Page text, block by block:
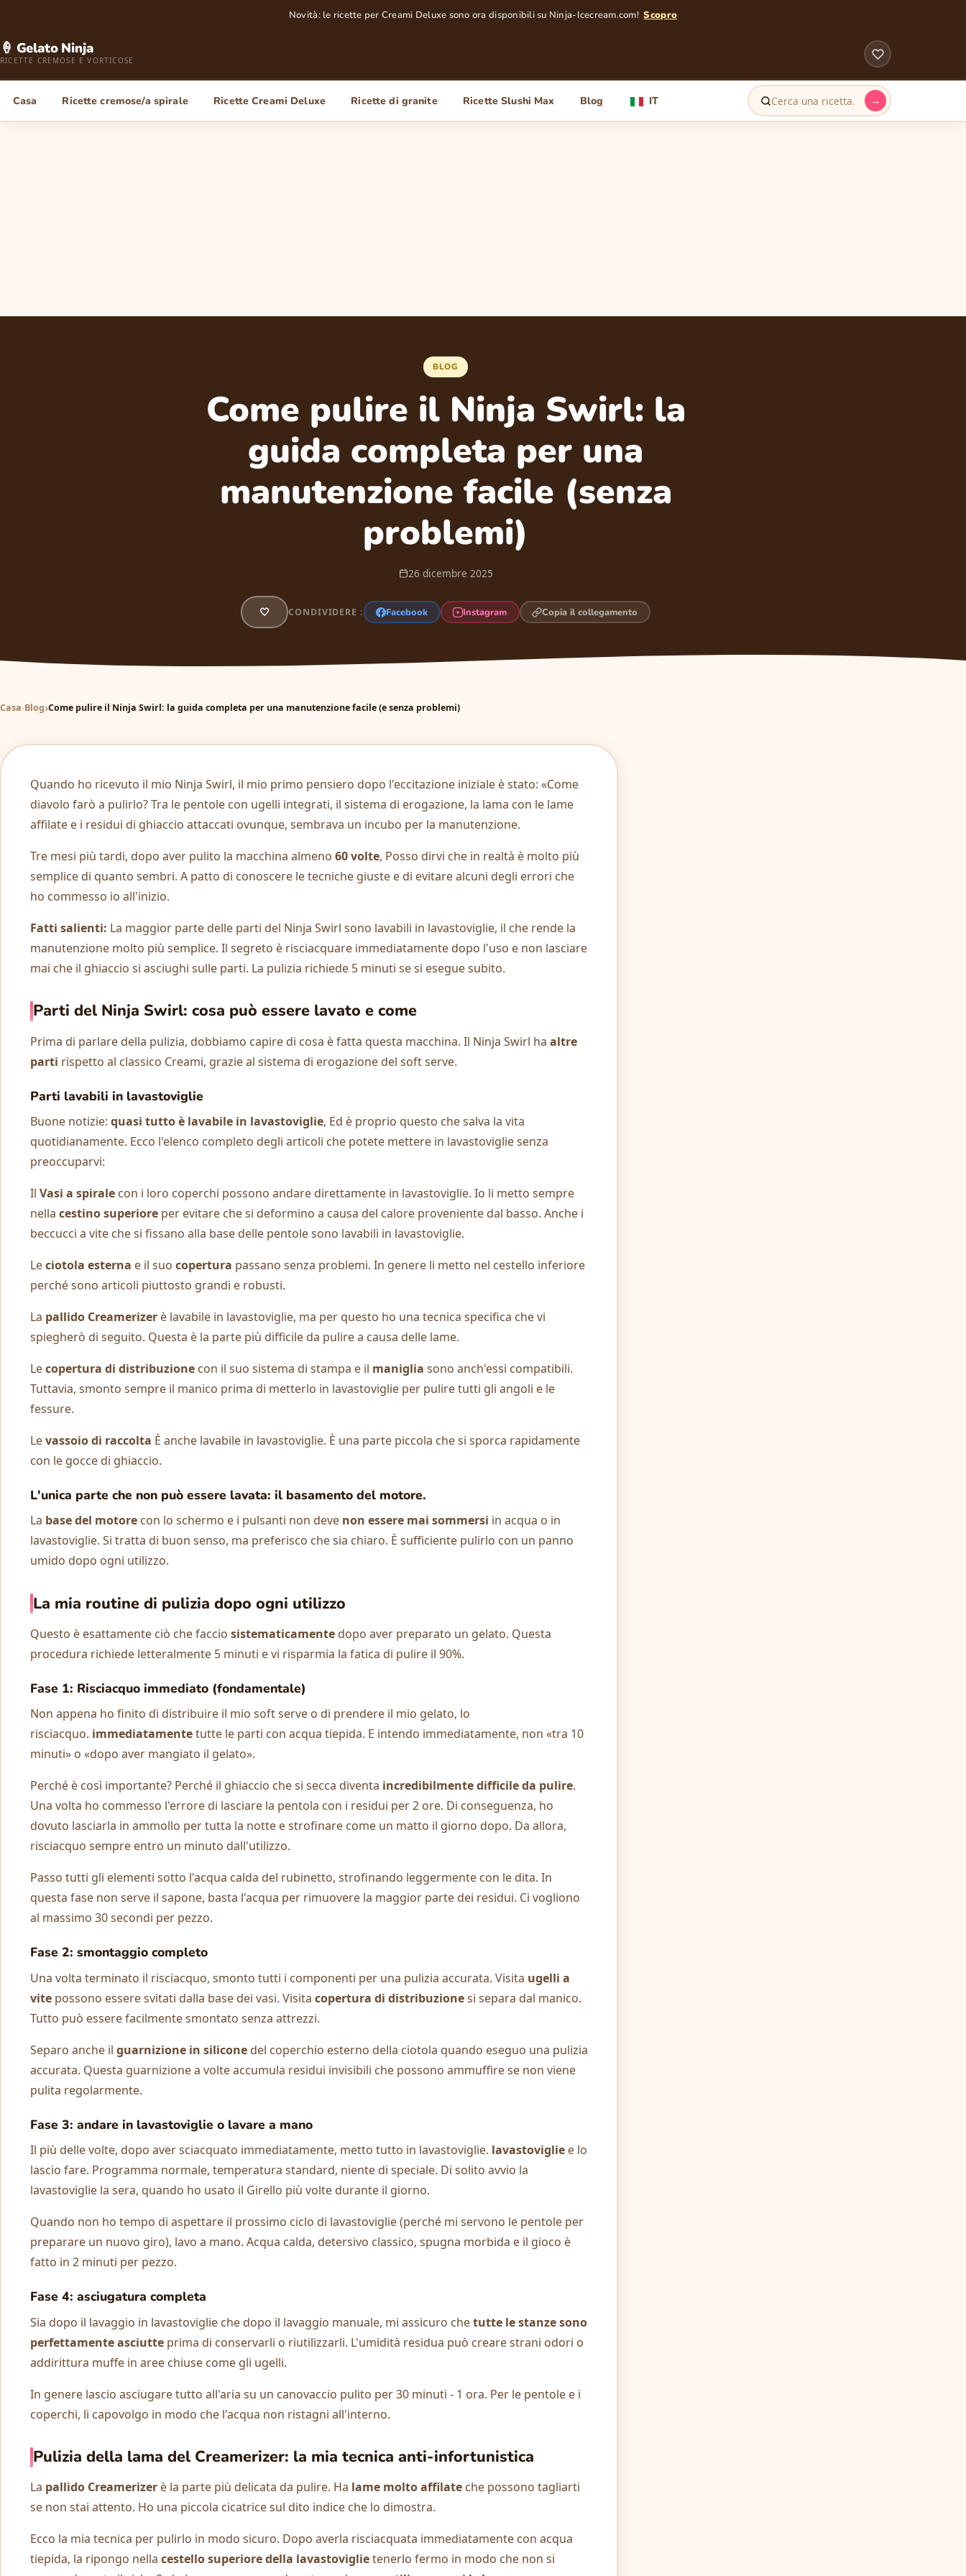
Novità: le ricette per Creami Deluxe sono ora disponibili su Ninja-Icecream.com!Scopro
🍦 Gelato Ninja
RICETTE CREMOSE E VORTICOSE
Casa Ricette cremose/a spirale Ricette Creami Deluxe Ricette di granite Ricette Slushi Max Blog IT →
BLOG
Come pulire il Ninja Swirl: la
guida completa per una
manutenzione facile (senza
problemi)
26 dicembre 2025
🤍 CONDIVIDERE : Facebook Instagram Copia il collegamento
Casa Blog Come pulire il Ninja Swirl: la guida completa per una manutenzione facile (e senza problemi)
Quando ho ricevuto il mio Ninja Swirl, il mio primo pensiero dopo l'eccitazione iniziale è stato: «Come
diavolo farò a pulirlo? Tra le pentole con ugelli integrati, il sistema di erogazione, la lama con le lame
affilate e i residui di ghiaccio attaccati ovunque, sembrava un incubo per la manutenzione.
Tre mesi più tardi, dopo aver pulito la macchina almeno 60 volte, Posso dirvi che in realtà è molto più
semplice di quanto sembri. A patto di conoscere le tecniche giuste e di evitare alcuni degli errori che
ho commesso io all'inizio.
Fatti salienti: La maggior parte delle parti del Ninja Swirl sono lavabili in lavastoviglie, il che rende la
manutenzione molto più semplice. Il segreto è risciacquare immediatamente dopo l'uso e non lasciare
mai che il ghiaccio si asciughi sulle parti. La pulizia richiede 5 minuti se si esegue subito.
Parti del Ninja Swirl: cosa può essere lavato e come
Prima di parlare della pulizia, dobbiamo capire di cosa è fatta questa macchina. Il Ninja Swirl ha altre
parti rispetto al classico Creami, grazie al sistema di erogazione del soft serve.
Parti lavabili in lavastoviglie
Buone notizie: quasi tutto è lavabile in lavastoviglie, Ed è proprio questo che salva la vita
quotidianamente. Ecco l'elenco completo degli articoli che potete mettere in lavastoviglie senza
preoccuparvi:
Il Vasi a spirale con i loro coperchi possono andare direttamente in lavastoviglie. Io li metto sempre
nella cestino superiore per evitare che si deformino a causa del calore proveniente dal basso. Anche i
beccucci a vite che si fissano alla base delle pentole sono lavabili in lavastoviglie.
Leciotola esterna e il suo copertura passano senza problemi. In genere li metto nel cestello inferiore
perché sono articoli piuttosto grandi e robusti.
La pallido Creamerizer è lavabile in lavastoviglie, ma per questo ho una tecnica specifica che vi
spiegherò di seguito. Questa è la parte più difficile da pulire a causa delle lame.
Lecopertura di distribuzione con il suo sistema di stampa e il maniglia sono anch'essi compatibili.
Tuttavia, smonto sempre il manico prima di metterlo in lavastoviglie per pulire tutti gli angoli e le
fessure.
Levassoio di raccolta È anche lavabile in lavastoviglie. È una parte piccola che si sporca rapidamente
con le gocce di ghiaccio.
L'unica parte che non può essere lavata: il basamento del motore.
La base del motore con lo schermo e i pulsanti non deve non essere mai sommersi in acqua o in
lavastoviglie. Si tratta di buon senso, ma preferisco che sia chiaro. È sufficiente pulirlo con un panno
umido dopo ogni utilizzo.
La mia routine di pulizia dopo ogni utilizzo
Questo è esattamente ciò che faccio sistematicamente dopo aver preparato un gelato. Questa
procedura richiede letteralmente 5 minuti e vi risparmia la fatica di pulire il 90%.
Fase 1: Risciacquo immediato (fondamentale)
Non appena ho finito di distribuire il mio soft serve o di prendere il mio gelato, lo
risciacquo. immediatamentetutte le parti con acqua tiepida. E intendo immediatamente, non «tra 10
minuti» o «dopo aver mangiato il gelato».
Perché è così importante? Perché il ghiaccio che si secca diventa incredibilmente difficile da pulire.
Una volta ho commesso l'errore di lasciare la pentola con i residui per 2 ore. Di conseguenza, ho
dovuto lasciarla in ammollo per tutta la notte e strofinare come un matto il giorno dopo. Da allora,
risciacquo sempre entro un minuto dall'utilizzo.
Passo tutti gli elementi sotto l'acqua calda del rubinetto, strofinando leggermente con le dita. In
questa fase non serve il sapone, basta l'acqua per rimuovere la maggior parte dei residui. Ci vogliono
al massimo 30 secondi per pezzo.
Fase 2: smontaggio completo
Una volta terminato il risciacquo, smonto tutti i componenti per una pulizia accurata. Visita ugelli a
vite possono essere svitati dalla base dei vasi. Visita copertura di distribuzionesi separa dal manico.
Tutto può essere facilmente smontato senza attrezzi.
Separo anche il guarnizione in silicone del coperchio esterno della ciotola quando eseguo una pulizia
accurata. Questa guarnizione a volte accumula residui invisibili che possono ammuffire se non viene
pulita regolarmente.
Fase 3: andare in lavastoviglie o lavare a mano
Il più delle volte, dopo aver sciacquato immediatamente, metto tutto in lavastoviglie. lavastoviglie e lo
lascio fare. Programma normale, temperatura standard, niente di speciale. Di solito avvio la
lavastoviglie la sera, quando ho usato il Girello più volte durante il giorno.
Quando non ho tempo di aspettare il prossimo ciclo di lavastoviglie (perché mi servono le pentole per
preparare un nuovo giro), lavo a mano. Acqua calda, detersivo classico, spugna morbida e il gioco è
fatto in 2 minuti per pezzo.
Fase 4: asciugatura completa
Sia dopo il lavaggio in lavastoviglie che dopo il lavaggio manuale, mi assicuro chetutte le stanze sono
perfettamente asciutte prima di conservarli o riutilizzarli. L'umidità residua può creare strani odori o
addirittura muffe in aree chiuse come gli ugelli.
In genere lascio asciugare tutto all'aria su un canovaccio pulito per 30 minuti - 1 ora. Per le pentole e i
coperchi, li capovolgo in modo che l'acqua non ristagni all'interno.
Pulizia della lama del Creamerizer: la mia tecnica anti-infortunistica
La pallido Creamerizer è la parte più delicata da pulire. Ha lame molto affilate che possono tagliarti
se non stai attento. Ho una piccola cicatrice sul dito indice che lo dimostra.
Ecco la mia tecnica per pulirlo in modo sicuro. Dopo averla risciacquata immediatamente con acqua
tiepida, la ripongo nella cestello superiore della lavastoviglietenerlo fermo in modo che non si